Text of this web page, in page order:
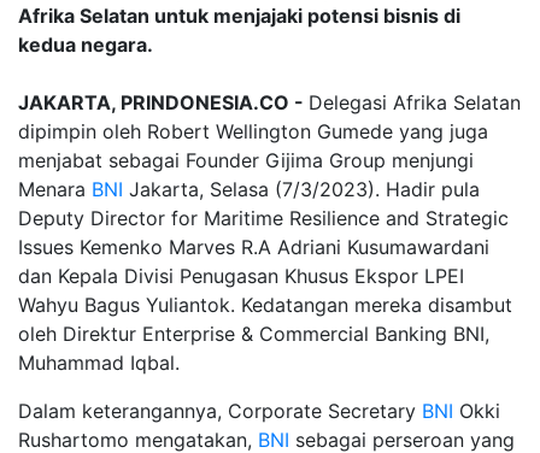
Afrika Selatan untuk menjajaki potensi bisnis di
kedua negara.
JAKARTA, PRINDONESIA.CO - Delegasi Afrika Selatan
dipimpin oleh Robert Wellington Gumede yang juga
menjabat sebagai Founder Gijima Group menjungi
Menara BNI Jakarta, Selasa (7/3/2023). Hadir pula
Deputy Director for Maritime Resilience and Strategic
Issues Kemenko Marves R.A Adriani Kusumawardani
dan Kepala Divisi Penugasan Khusus Ekspor LPEI
Wahyu Bagus Yuliantok. Kedatangan mereka disambut
oleh Direktur Enterprise & Commercial Banking BNI,
Muhammad Iqbal.
Dalam keterangannya, Corporate Secretary BNI Okki
Rushartomo mengatakan, BNI sebagai perseroan yang